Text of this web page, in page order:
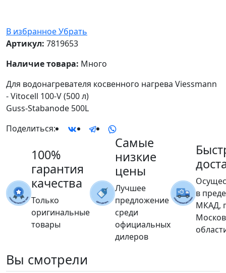
В избранноеУбрать
Артикул: 7819653
Наличие товара: Много
Для водонагревателя косвенного нагрева Viessmann
- Vitocell 100-V (500 л)
Guss-Stabanode 500L
Поделиться:
100%
гарантия
качества
Только
оригинальные
товары
Самые
низкие
цены
Лучшее
предложение
среди
официальных
дилеров
в
МКАД,
Вы смотрели